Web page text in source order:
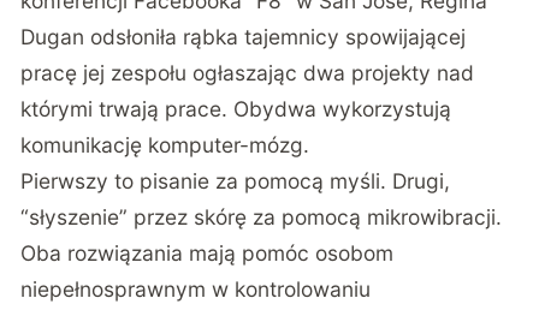
Dugan odsłoniła rąbka tajemnicy spowijającej
pracę jej zespołu ogłaszając dwa projekty nad
którymi trwają prace. Obydwa wykorzystują
komunikację komputer-mózg.
Pierwszy to pisanie za pomocą myśli. Drugi,
“słyszenie” przez skórę za pomocą mikrowibracji.
Oba rozwiązania mają pomóc osobom
niepełnosprawnym w kontrolowaniu